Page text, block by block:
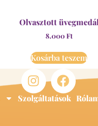
Olvasztott üvegmedál
8.000Ft
Kosárba teszem
Szolgáltatások